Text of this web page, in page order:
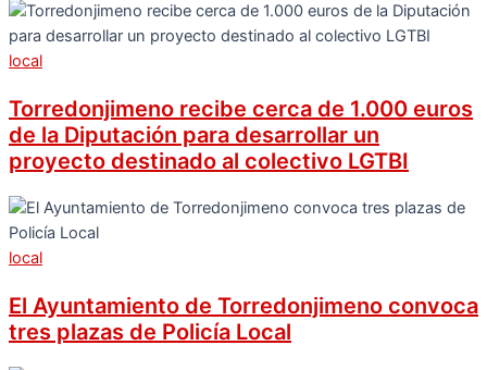
local
Torredonjimeno recibe cerca de 1.000 euros
de la Diputación para desarrollar un
proyecto destinado al colectivo LGTBI
local
El Ayuntamiento de Torredonjimeno convoca
tres plazas de Policía Local